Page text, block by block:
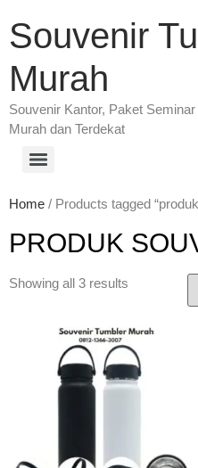
Souvenir
Murah
Souvenir Kantor, Paket
Murah dan Terdekat
Home / Products tagged
PRODUK
Showing all 3 results